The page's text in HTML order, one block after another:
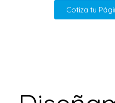
Cotiza tu